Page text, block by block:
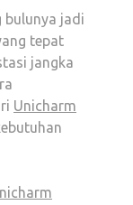
bulunya jadi
tepat
jangka
Unicharm